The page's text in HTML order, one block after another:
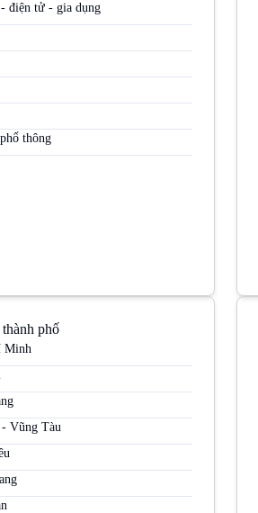
điện tử - gia dụng
thông
phố
Minh
Vũng Tàu